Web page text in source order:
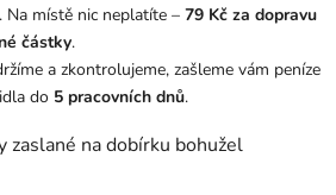
Na místě nic neplatíte – 79 Kč za dopravu
částky.
a zkontrolujeme, zašleme vám peníze
do 5 pracovních dnů.
zaslané na dobírku bohužel